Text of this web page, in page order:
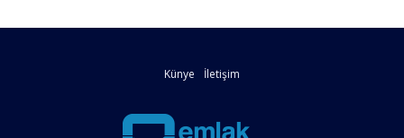
Künye İletişim